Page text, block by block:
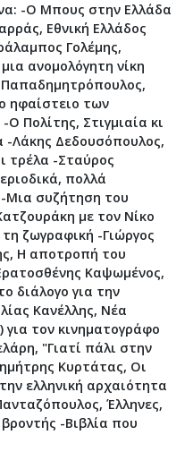
-Ο Μπους στην Ελλάδα
Εθνική Ελλάδος
Γολέμης,
ανομολόγητη νίκη
ηφαίστειο των
Ο Πολίτης, Στιγμιαία κι
-Λάκης Δεδουσόπουλος,
τρέλα -Σταύρος
πολλά
-Μια συζήτηση του
με τον Νίκο
τη ζωγραφική -Γιώργος
Η αποτροπή του
Καψωμένος,
διάλογο για την
Κανέλλης, Νέα
για τον κινηματογράφο
"Γιατί πάλι στην
Κυρτάτας, Οι
ελληνική αρχαιότητα
Έλληνες,
βροντής -Βιβλία που